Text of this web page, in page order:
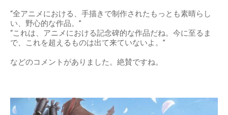
“全アニメにおける、手描きで制作されたもっとも素晴らし
い、野心的な作品。”
“これは、アニメにおける記念碑的な作品だね。今に至るま
で、これを超えるものは出て来ていないよ。”
などのコメントがありました。絶賛ですね。